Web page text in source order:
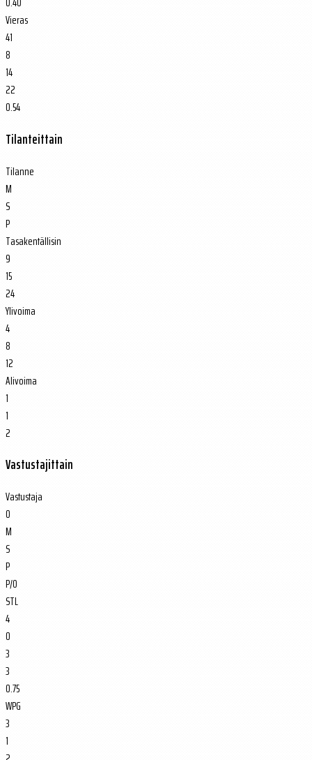
Vieras
41
8
14
22
0.54
Tilanteittain
Tilanne
M
S
P
Tasakentällisin
9
15
24
Ylivoima
4
8
12
Alivoima
1
1
2
Vastustajittain
Vastustaja
O
M
S
P
P/O
STL
4
0
3
3
0.75
WPG
3
1